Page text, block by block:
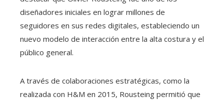
diseñadores iniciales en lograr millones de
seguidores en sus redes digitales, estableciendo un
nuevo modelo de interacción entre la alta costura y el
público general.
A través de colaboraciones estratégicas, como la
realizada con H&M en 2015, Rousteing permitió que